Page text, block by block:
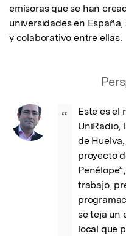
emisoras que se han
universidades en
y colaborativo entre ellas.
“
Este es el
UniRadio,
de
proyecto
trabajo,
se teja un
local que